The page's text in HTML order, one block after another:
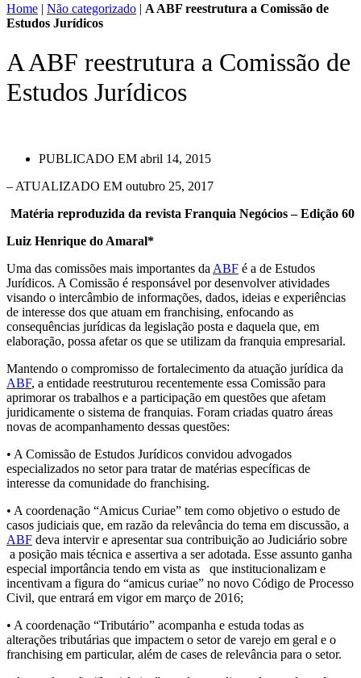
Home | Não categorizado | A ABF reestrutura a Comissão de
Estudos Jurídicos
A ABF reestrutura a Comissão de
Estudos Jurídicos
PUBLICADO EM abril 14, 2015
– ATUALIZADO EM outubro 25, 2017
Matéria reproduzida da revista Franquia Negócios – Edição 60
Luiz Henrique do Amaral*
Uma das comissões mais importantes da ABF é a de Estudos
Jurídicos. A Comissão é responsável por desenvolver atividades
visando o intercâmbio de informações, dados, ideias e experiências
de interesse dos que atuam em franchising, enfocando as
consequências jurídicas da legislação posta e daquela que, em
elaboração, possa afetar os que se utilizam da franquia empresarial.
Mantendo o compromisso de fortalecimento da atuação jurídica da
ABF, a entidade reestruturou recentemente essa Comissão para
aprimorar os trabalhos e a participação em questões que afetam
juridicamente o sistema de franquias. Foram criadas quatro áreas
novas de acompanhamento dessas questões:
• A Comissão de Estudos Jurídicos convidou advogados
especializados no setor para tratar de matérias específicas de
interesse da comunidade do franchising.
• A coordenação “Amicus Curiae” tem como objetivo o estudo de
casos judiciais que, em razão da relevância do tema em discussão, a
ABF deva intervir e apresentar sua contribuição ao Judiciário sobre
a posição mais técnica e assertiva a ser adotada. Esse assunto ganha
especial importância tendo em vista as que institucionalizam e
incentivam a figura do “amicus curiae” no novo Código de Processo
Civil, que entrará em vigor em março de 2016;
• A coordenação “Tributário” acompanha e estuda todas as
alterações tributárias que impactem o setor de varejo em geral e o
franchising em particular, além de cases de relevância para o setor.